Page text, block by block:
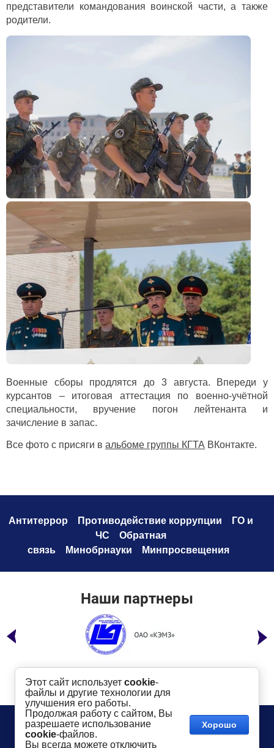
представители командования воинской части, а также
родители.
Военные сборы продлятся до 3 августа. Впереди у
курсантов – итоговая аттестация по военно-учётной
специальности, вручение погон лейтенанта и
зачисление в запас.
Все фото с присяги в альбоме группы КГТА ВКонтакте.
Антитеррор Противодействие коррупции
ГО и
ЧС
Обратная
связь
Минобрнауки Минпросвещения
Наши партнеры
Телефон:8 (49232) 6-96-00
Адрес: г. Ковров, ул. Маяковского, 19
Показать на карте
Сайт создан в:
megagroup.ru
Этот сайт использует cookie-
файлы и другие технологии для
улучшения его работы.
Продолжая работу с сайтом, Вы
разрешаете использование
cookie-файлов.
Вы всегда можете отключить
Хорошо